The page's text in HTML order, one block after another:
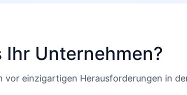
Ihr Unternehmen?
einzigartigen Herausforderungen in